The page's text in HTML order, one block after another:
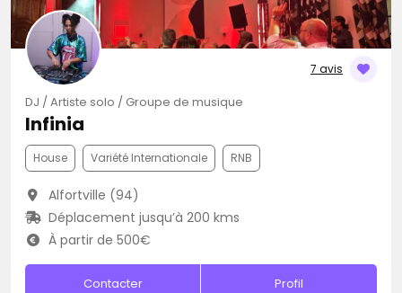
7 avis
DJ / Artiste solo / Groupe de musique
Infinia
House Variété Internationale RNB
Alfortville (94)
Déplacement jusqu’à 200 kms
À partir de 500€
Contacter Profil